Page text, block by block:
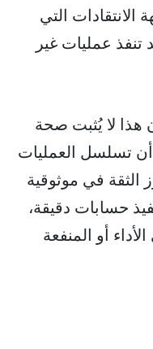
الانتقادات التي
عمليات غير
هذا لا يُثبت صحة
تسلسل العمليات
الثقة في موثوقية
حسابات دقيقة،
أو المنفعة